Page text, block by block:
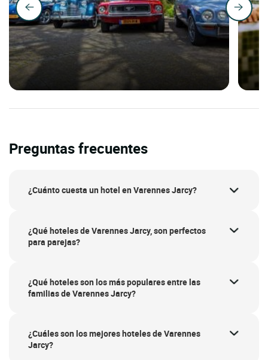
Preguntas frecuentes
¿Cuánto cuesta un hotel en Varennes Jarcy?
¿Qué hoteles de Varennes Jarcy, son perfectos
para parejas?
¿Qué hoteles son los más populares entre las
familias de Varennes Jarcy?
¿Cuáles son los mejores hoteles de Varennes
Jarcy?